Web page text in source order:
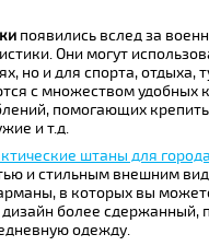
появились вслед за
Они могут
но и для спорта, отдыха,
с множеством удобных
помогающих
и т.д.
штаны для города
и стильным внешним
в которых вы
более сдержанный,
одежду.